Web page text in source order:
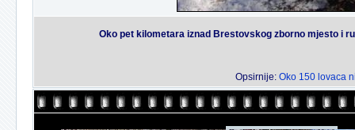
Oko pet kilometara iznad Brestovskog zborno mjesto i
Opsirnije: Oko 150 lovaca